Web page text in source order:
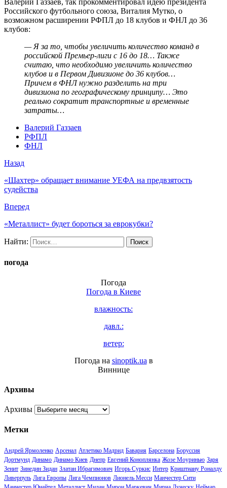
Валерий Газзаев, так прокомментировал идею президента
Российского футбольного союза, Виталия Мутко, о
возможном расширении РФПЛ до 18 клубов и ФНЛ до 36
клубов:
— Я за то, чтобы увеличить количество команд в
российской Премьер-лиги с 16 до 18… Также
считаю, что необходимо увеличить количество
клубов и в Первом Дивизионе до 36 клубов…
Причем в ФНЛ нужно разделить на три
дивизиона по географическому принципу… Это
реально сократит транспортные и временные
затраты…
Валерий Газзаев
РФПЛ
ФНЛ
Назад
«Шахтер» обращает внимание УЕФА на предвзятость
судейства
Вперед
«Металлист» будет бороться за еврокубки?
Найти:
погода
Погода
Погода в Киеве
влажность:
давл.:
ветер:
Погода на sinoptik.ua в
Виннице
Архивы
Архивы
Метки
Андрей Ярмоленко Арсенал Атлетико Мадрид Бавария Барселона Боруссия
Дортмунд Динамо Динамо Киев Днепр Евгений Коноплянка Жозе Моуринью Заря
Зенит Зинедин Зидан Златан Ибрагимович Игорь Суркис Интер Криштиану Роналду
Ливерпуль Лига Европы Лига Чемпионов Лионель Месси Манчестер Сити